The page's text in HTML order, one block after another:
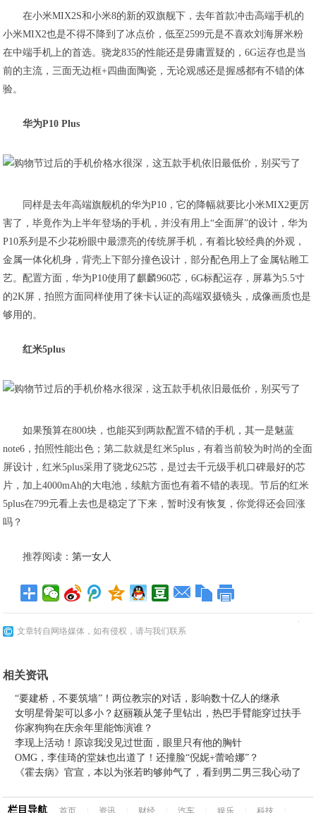
在小米MIX2S和小米8的新的双旗舰下，去年首款冲击高端手机的
小米MIX2也是不得不降到了冰点价，低至2599元是不喜欢刘海屏米粉
在中端手机上的首选。骁龙835的性能还是毋庸置疑的，6G运存也是当
前的主流，三面无边框+四曲面陶瓷，无论观感还是握感都有不错的体
验。
华为P10 Plus
同样是去年高端旗舰机的华为P10，它的降幅就要比小米MIX2更厉
害了，毕竟作为上半年登场的手机，并没有用上“全面屏”的设计，华为
P10系列是不少花粉眼中最漂亮的传统屏手机，有着比较经典的外观，
金属一体化机身，背壳上下部分撞色设计，部分配色用上了金属钻雕工
艺。配置方面，华为P10使用了麒麟960芯，6G标配运存，屏幕为5.5寸
的2K屏，拍照方面同样使用了徕卡认证的高端双摄镜头，成像画质也是
够用的。
红米5plus
如果预算在800块，也能买到两款配置不错的手机，其一是魅蓝
note6，拍照性能出色；第二款就是红米5plus，有着当前较为时尚的全面
屏设计，红米5plus采用了骁龙625芯，是过去千元级手机口碑最好的芯
片，加上4000mAh的大电池，续航方面也有着不错的表现。节后的红米
5plus在799元看上去也是稳定了下来，暂时没有恢复，你觉得还会回涨
吗？
推荐阅读：第一女人
文章转自网络媒体，如有侵权，请与我们联系
相关资讯
“要建桥，不要筑墙”！两位教宗的对话，影响数十亿人的继承
女明星骨架可以多小？赵丽颖从笼子里钻出，热巴手臂能穿过扶手
你家狗狗在庆余年里能饰演谁？
李现上活动！原谅我没见过世面，眼里只有他的胸针
OMG，李佳琦的堂妹也出道了！还撞脸“倪妮+蕾哈娜”？
《霍去病》官宣，本以为张若昀够帅气了，看到男二男三我心动了
栏目导航 首页 资讯 财经 汽车 娱乐 科技